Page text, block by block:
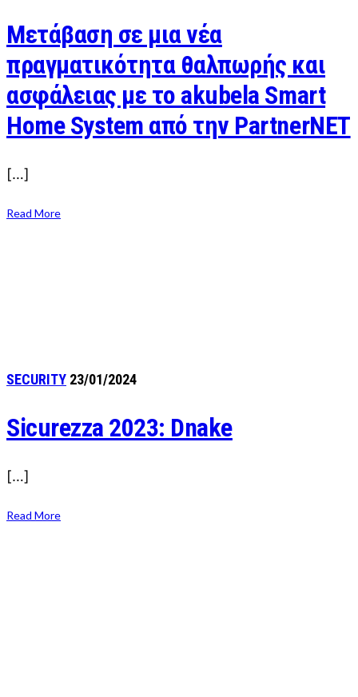
Μετάβαση σε μια νέα
πραγματικότητα θαλπωρής και
ασφάλειας με το akubela Smart
Home System από την PartnerNET
[…]
Read More
SECURITY 23/01/2024
Sicurezza 2023: Dnake
[…]
Read More